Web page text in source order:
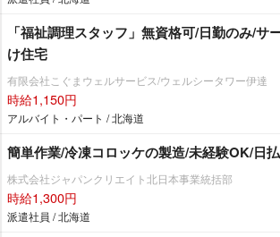
「福祉調理スタッフ」無資格可/日勤のみ/サ
け住宅
有限会社こぐまウェルサービス/ウェルシータワー伊達
時給1,150円
アルバイト・パート / 北海道
簡単作業/冷凍コロッケの製造/未経験OK/日
株式会社ジャパンクリエイト北日本事業統括部
時給1,300円
派遣社員 / 北海道